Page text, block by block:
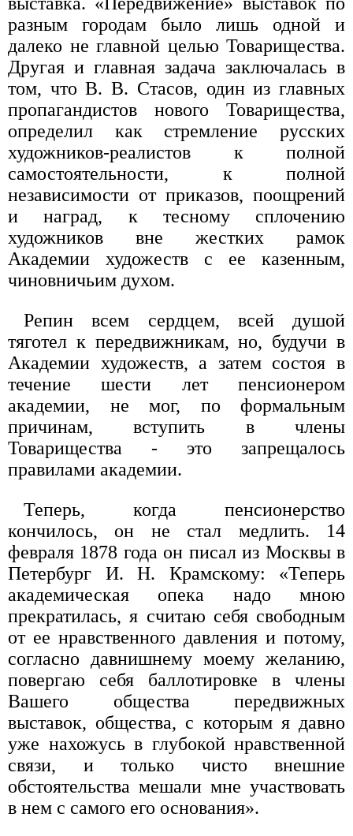
разным городам было лишь одной и
далеко не главной целью Товарищества.
Другая и главная задача заключалась в
том, что В. В. Стасов, один из главных
пропагандистов нового Товарищества,
определил как стремление русских
художников-реалистов к полной
самостоятельности, к полной
независимости от приказов, поощрений
и наград, к тесному сплочению
художников вне жестких рамок
Академии художеств с ее казенным,
чиновничьим духом.
Репин всем сердцем, всей душой
тяготел к передвижникам, но, будучи в
Академии художеств, а затем состоя в
течение шести лет пенсионером
академии, не мог, по формальным
причинам, вступить в члены
Товарищества - это запрещалось
правилами академии.
Теперь, когда пенсионерство
кончилось, он не стал медлить. 14
февраля 1878 года он писал из Москвы в
Петербург И. Н. Крамскому: «Теперь
академическая опека надо мною
прекратилась, я считаю себя свободным
от ее нравственного давления и потому,
согласно давнишнему моему желанию,
повергаю себя баллотировке в члены
Вашего общества передвижных
выставок, общества, с которым я давно
уже нахожусь в глубокой нравственной
связи, и только чисто внешние
обстоятельства мешали мне участвовать
в нем с самого его основания».